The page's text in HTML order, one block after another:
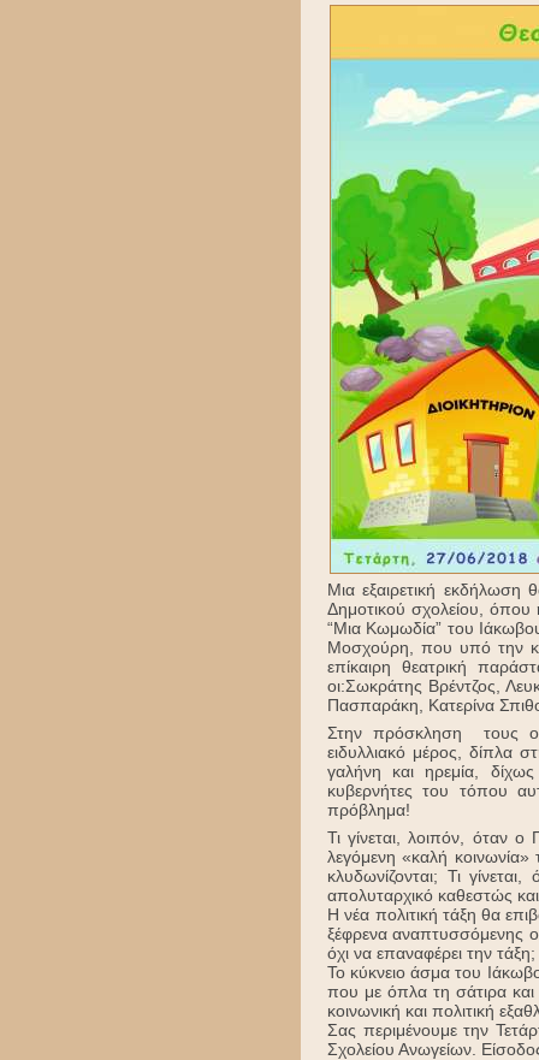
Μια εξαιρετική
Δημοτικού σχολείου,
“Μια Κωμωδία” του
Μοσχούρη, που υπό την
επίκαιρη θεατρική
οι:Σωκράτης Βρέντζος,
Πασπαράκη, Κατερίνα
Στην πρόσκληση τους οι
ειδυλλιακό μέρος, δίπλα
γαλήνη και ηρεμία,
κυβερνήτες του τόπου
πρόβλημα!
Τι γίνεται, λοιπόν, όταν
λεγόμενη «καλή
κλυδωνίζονται; Τι
απολυταρχικό καθεστώς
H νέα πολιτική τάξη θα
ξέφρενα αναπτυσσόμενης
όχι να επαναφέρει την τάξη;
Το κύκνειο άσμα του
που με όπλα τη σάτιρα και
κοινωνική και πολιτική
Σας περιμένουμε την
Σχολείου Ανωγείων.